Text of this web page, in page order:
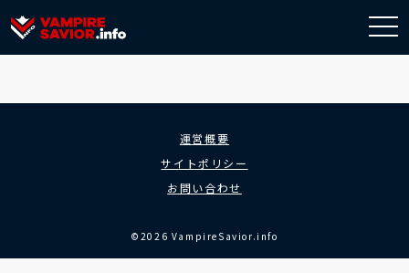
運営概要
サイトポリシー
お問い合わせ
©2026 VampireSavior.info